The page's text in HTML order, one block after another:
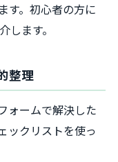
す。初心者の方に
します。
整理
ォームで解決した
ックリストを使っ